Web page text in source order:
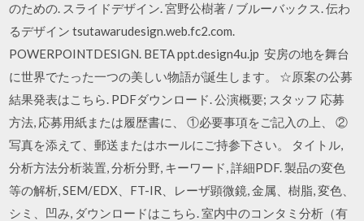
のための. スライドデザイン. 宮野公樹著 / ブルーバックス. 伝わ
るデザイン tsutawarudesign.web.fc2.com.
POWERPOINTDESIGN. BETA ppt.design4u.jp 安房の地を舞台
に世界でたった一つの美しい物語が誕生します。 ☆原案の公募
結果発表はこちら. PDFダウンロード. 公演概要; スタッフ 応募
方法, 応募用紙または履歴書に、 ①必要事項をご記入の上、 ②
写真を添えて、郵送またはホールにご持参下さい。 タイトル,
分析方法分析装置, 分析分野, キーワード, 詳細PDF. 製品の変色
等の解析, SEM/EDX、FT-IR、レーザ顕微鏡, 金属、樹脂, 変色、
シミ、凹み, ダウンロードはこちら. 室内中のコンタミ分析（有